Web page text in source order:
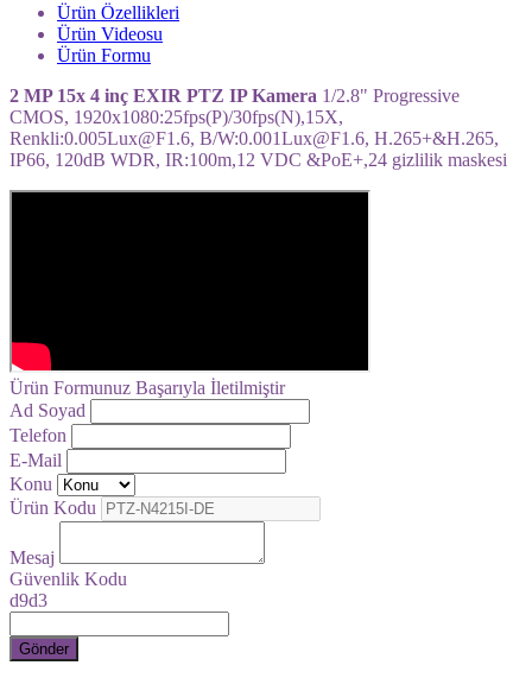
Ürün Özellikleri
Ürün Videosu
Ürün Formu
2 MP 15x 4 inç EXIR PTZ IP Kamera 1/2.8" Progressive
CMOS, 1920x1080:25fps(P)/30fps(N),15X,
Renkli:0.005Lux@F1.6, B/W:0.001Lux@F1.6, H.265+&H.265,
IP66, 120dB WDR, IR:100m,12 VDC &PoE+,24 gizlilik maskesi
Ürün Formunuz Başarıyla İletilmiştir
Ad Soyad
Telefon
E-Mail
Konu
Ürün Kodu
Mesaj
Güvenlik Kodu
d9d3
Gönder